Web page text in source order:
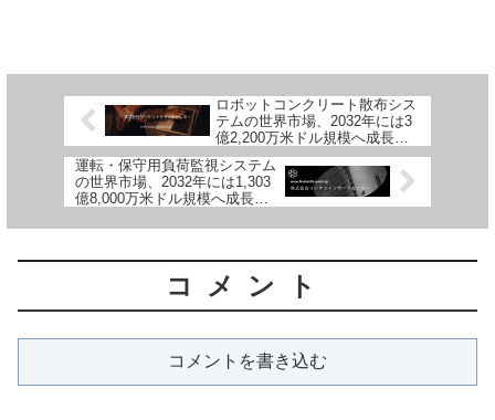
ロボットコンクリート散布シス
テムの世界市場、2032年には3
億2,200万米ドル規模へ成長予
測
運転・保守用負荷監視システム
の世界市場、2032年には1,303
億8,000万米ドル規模へ成長予
コメント
コメントを書き込む